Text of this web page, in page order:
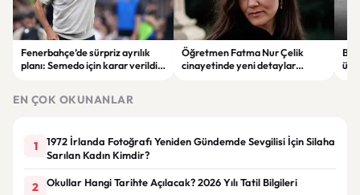
Fenerbahçe’de sürpriz ayrılık
planı: Semedo için karar verildi
Öğretmen Fatma Nur Çelik
cinayetinde yeni detaylar
EN ÇOK OKUNANLAR
1
1972 İrlanda Fotoğrafı Yeniden Gündemde Sevgilisi İçin Silaha
Sarılan Kadın Kimdir?
2 Okullar Hangi Tarihte Açılacak? 2026 Yılı Tatil Bilgileri